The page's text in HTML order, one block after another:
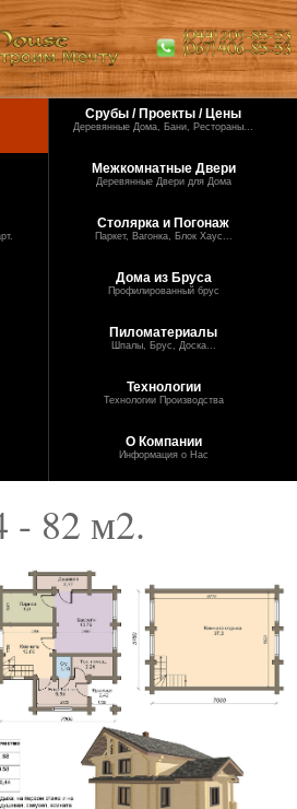
Срубы / Проекты / Цены
Деревянные Дома, Бани, Рестораны...
Межкомнатные Двери
Деревянные Двери для Дома
Столярка и Погонаж
Паркет, Вагонка, Блок Хаус...
Дома из Бруса
Профилированный брус
Пиломатериалы
Шпалы, Брус, Доска...
Технологии
Технологии Производства
О Компании
Информация о Нас
82 м2.